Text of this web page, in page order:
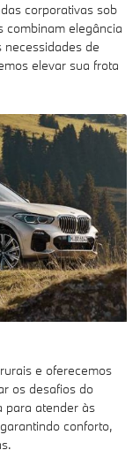
corporativas sob
combinam elegância
de
elevar sua frota
e oferecemos
os desafios do
para atender às
conforto,